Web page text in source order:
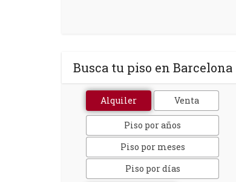
Busca tu piso en Barcelona
Alquiler Venta
Piso por años
Piso por meses
Piso por días